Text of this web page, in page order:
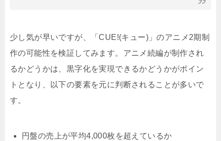
少し気が早いですが、「CUE!(キュー)」のアニメ2期制
作の可能性を検証してみます。アニメ続編が制作され
るかどうかは、黒字化を実現できるかどうかがポイン
トとなり、以下の要素を元に判断されることが多いで
す。
円盤の売上が平均4,000枚を超えているか